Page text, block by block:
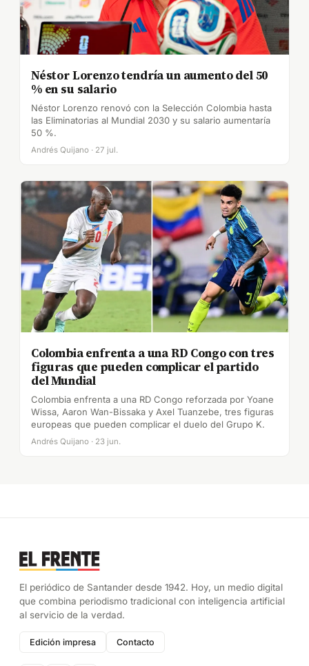
Néstor Lorenzo tendría un aumento del 50
% en su salario
Néstor Lorenzo renovó con la Selección Colombia hasta
las Eliminatorias al Mundial 2030 y su salario aumentaría
50 %.
Andrés Quijano · 27 jul.
Colombia enfrenta a una RD Congo con tres
figuras que pueden complicar el partido
del Mundial
Colombia enfrenta a una RD Congo reforzada por Yoane
Wissa, Aaron Wan-Bissaka y Axel Tuanzebe, tres figuras
europeas que pueden complicar el duelo del Grupo K.
Andrés Quijano · 23 jun.
El periódico de Santander desde 1942. Hoy, un medio digital
que combina periodismo tradicional con inteligencia artificial
al servicio de la verdad.
Edición impresa Contacto